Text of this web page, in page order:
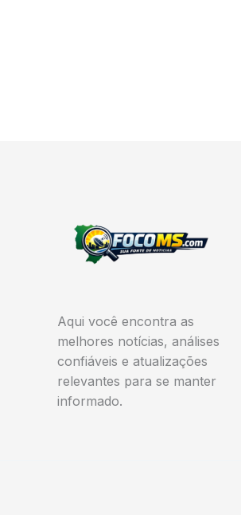
Aqui você encontra as
melhores notícias, análises
confiáveis e atualizações
relevantes para se manter
informado.